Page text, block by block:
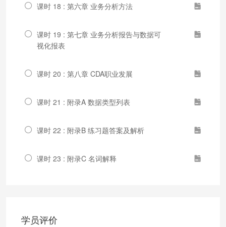
课时 18 : 第六章 业务分析方法
课时 19 : 第七章 业务分析报告与数据可
视化报表
课时 20 : 第八章 CDA职业发展
课时 21 : 附录A 数据类型列表
课时 22 : 附录B 练习题答案及解析
课时 23 : 附录C 名词解释
学员评价